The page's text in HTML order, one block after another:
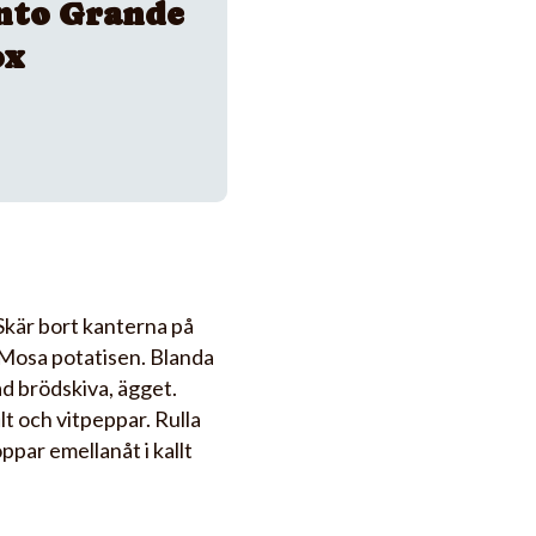
Grande
bort kanterna på
potatisen. Blanda
brödskiva, ägget.
och vitpeppar. Rulla
emellanåt i kallt